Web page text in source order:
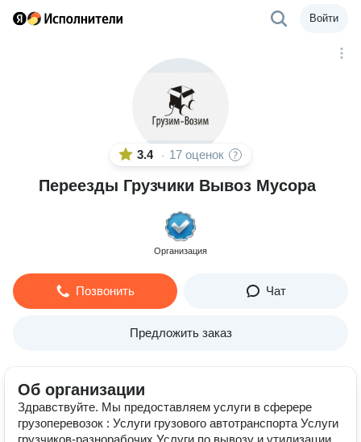
Войти
3.4 · 17 оценок
Переезды Грузчики Вывоз Мусора
Организация
Позвонить Чат
Предложить заказ
Об организации
Здравствуйте. Мы предоставляем услуги в сферере
грузоперевозок : Услуги грузового автотранспорта Услуги
грузчиков-разнорабочих Услуги по вывозу и утилизации